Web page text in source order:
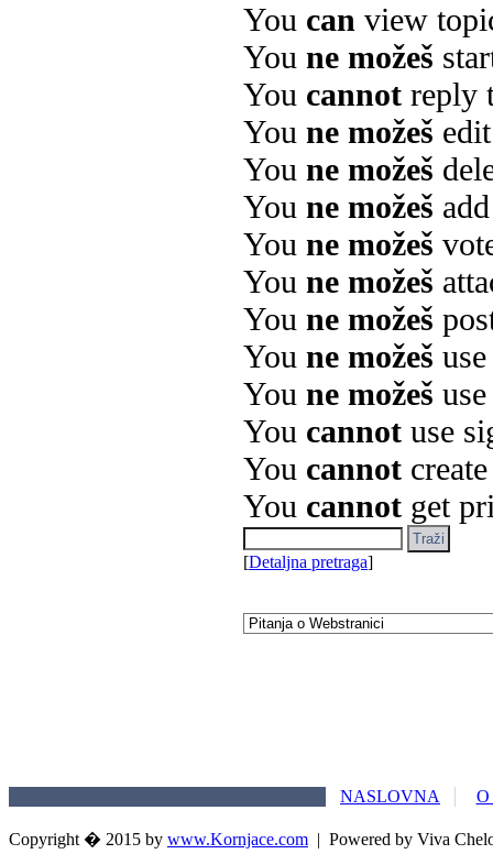
You can view
You ne možeš
You cannot reply
You ne možeš
You ne možeš
You ne možeš
You ne možeš
You ne možeš
You ne možeš
You ne možeš
You ne možeš
You cannot use
You cannot
You cannot get
[Detaljna pretraga]
NASLOVNA
Copyright � 2015 by www.Kornjace.com | Powered by Viva